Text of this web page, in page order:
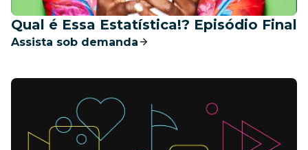
Qual é Essa Estatística!? Episódio Final
Assista sob demanda